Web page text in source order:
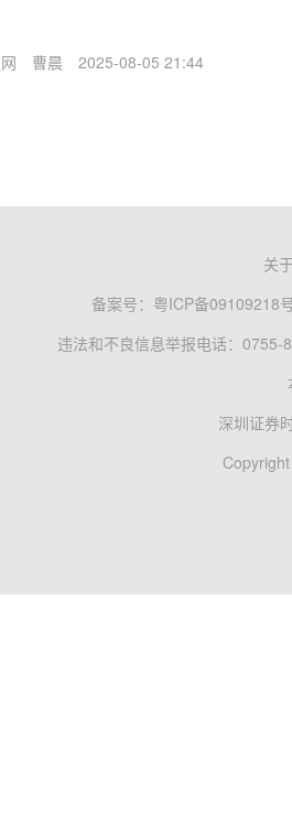
曹晨 2025-08-05 21:44
关
备案号： 粤ICP备09109218
违法和不良信息举报电话：0755-
深圳证券